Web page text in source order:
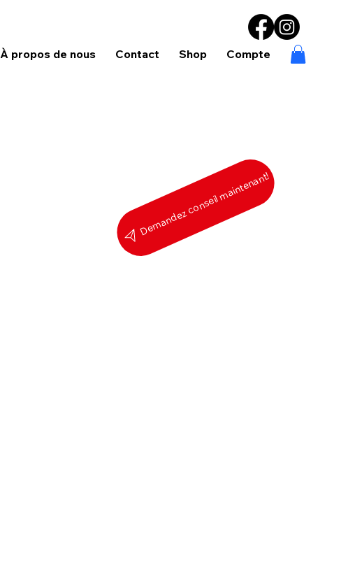
À propos de nous Contact Shop Compte
Demandez conseil maintenant!